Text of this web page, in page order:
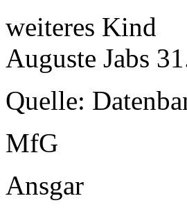
weiteres Kind
Auguste Jabs
Quelle:
MfG
Ansgar